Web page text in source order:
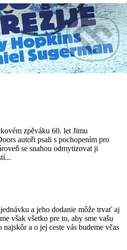
zpěváku 60. let Jimu
autoři psali s pochopením pro
se snahou odmytizovat ji
a jeho dodanie môže trvať aj
však všetko pre to, aby sme vašu
a o jej ceste vás budeme včas